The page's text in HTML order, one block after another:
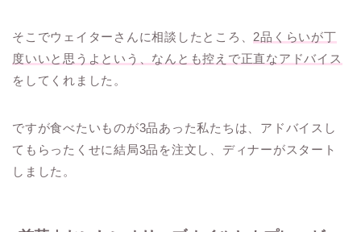
そこでウェイターさんに相談したところ、 2品くらいが丁
度いいと思うよという、なんとも控えで正直なアドバイス
をしてくれました。
ですが食べたいものが3品あった私たちは、アドバイスし
てもらったくせに結局3品を注文し、ディナーがスタート
しました。